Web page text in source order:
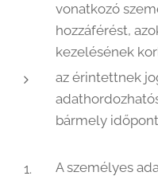
vonatkozó
hozzáférést,
kezelésének
az érintettnek
bármely
A személyes